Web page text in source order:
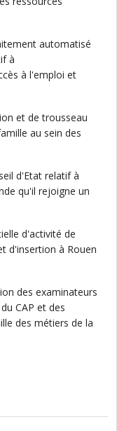
automatisé
à
à l'emploi et
et de trousseau
au sein des
d'Etat relatif à
qu'il rejoigne un
d'activité de
d'insertion à Rouen
des examinateurs
CAP et des
des métiers de la